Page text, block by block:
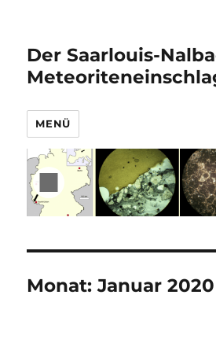
Der Saarlouis-
MENÜ
Monat:Januar 2020